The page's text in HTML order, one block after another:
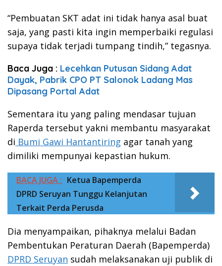
“Pembuatan SKT adat ini tidak hanya asal buat
saja, yang pasti kita ingin memperbaiki regulasi
supaya tidak terjadi tumpang tindih,” tegasnya.
Baca Juga : Lecehkan Putusan Sidang Adat
Dayak, Pabrik CPO PT Salonok Ladang Mas
Dipasang Portal Adat
Sementara itu yang paling mendasar tujuan
Raperda tersebut yakni membantu masyarakat
di Bumi Gawi Hantantiring agar tanah yang
dimiliki mempunyai kepastian hukum.
BACA JUGA : Ketua Bapemperda
DPRD Seruyan Tunggu Kelanjutan
Terkait Perda Perusda
Dia menyampaikan, pihaknya melalui Badan
Pembentukan Peraturan Daerah (Bapemperda)
DPRD Seruyan sudah melaksanakan uji publik di